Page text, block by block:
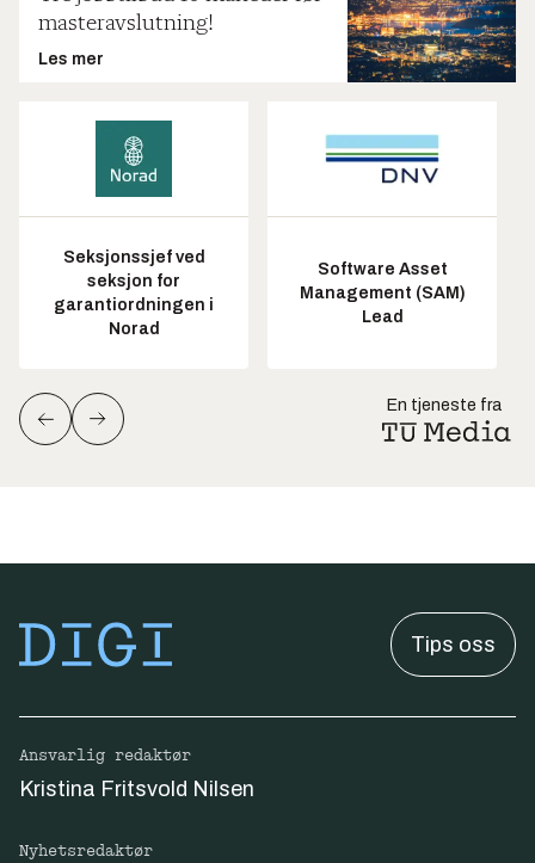
masteravslutning!
Les mer
Seksjonssjef ved
seksjon for
garantiordningen i
Norad
Software Asset
Management (SAM)
Lead
En tjeneste fra
Tips oss
Ansvarlig redaktør
Kristina Fritsvold Nilsen
Nyhetsredaktør